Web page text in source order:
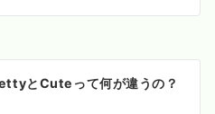
とCuteって何が違うの？